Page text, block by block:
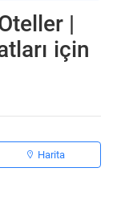
|
için
Harita